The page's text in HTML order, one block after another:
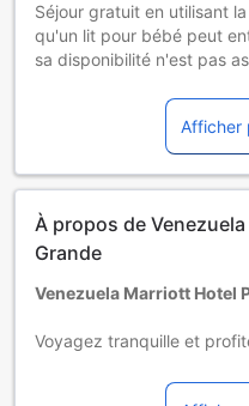
Séjour gratuit en utilisant
qu'un lit pour bébé peut
sa disponibilité n'est pas
Séjour gratuit en utilisant
Les hôtes de 18 ans et
Les lits supplémentaires
capacité de chaque
Certains suppléments et
Afficher
À propos de
Grande
Venezuela Marriott Hotel
Voyagez tranquille et
découverte de Maiquetía